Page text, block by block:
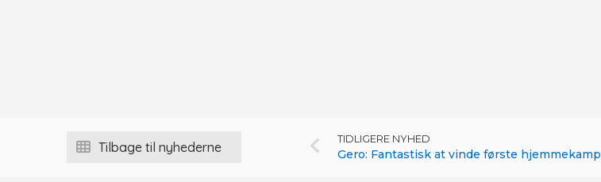
Tilbage til nyhederne
TIDLIGERE NYHED
Gero: Fantastisk at vinde første hjemmekamp